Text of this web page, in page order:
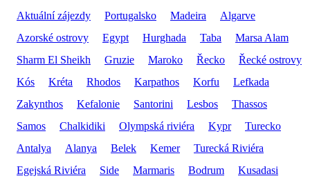
Aktuální zájezdy Portugalsko Madeira
Algarve
Azorské ostrovy
Egypt Hurghada Taba
Marsa Alam
Sharm El Sheikh
Gruzie Maroko Řecko
Řecké ostrovy
Kós
Kréta Rhodos Karpathos Korfu
Lefkada
Zakynthos
Kefalonie Santorini Lesbos
Thassos
Samos
Chalkidiki Olympská riviéra Kypr
Turecko
Antalya
Alanya Belek Kemer
Turecká Riviéra
Egejská Riviéra
Side Marmaris Bodrum
Kusadasi